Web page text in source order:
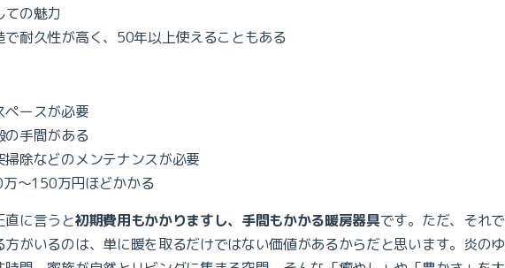
ての魅力
で耐久性が高く、50年以上使えることもある
ペースが必要
の手間がある
掃除などのメンテナンスが必要
万〜150万円ほどかかる
直に言うと初期費用もかかりますし、手間もかかる暖房器具です。ただ、それ
方がいるのは、単に暖を取るだけではない価値があるからだと思います。炎の